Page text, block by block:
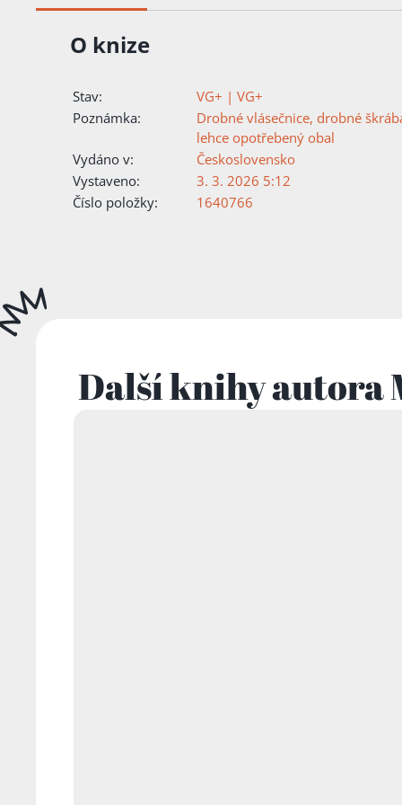
O knize
Stav:
VG+ | VG+
Poznámka:
Drobné vlásečnice, drobné
lehce opotřebený obal
Vydáno v:
Československo
Vystaveno:
3. 3. 2026 5:12
Číslo položky:
1640766
Další knihy autora